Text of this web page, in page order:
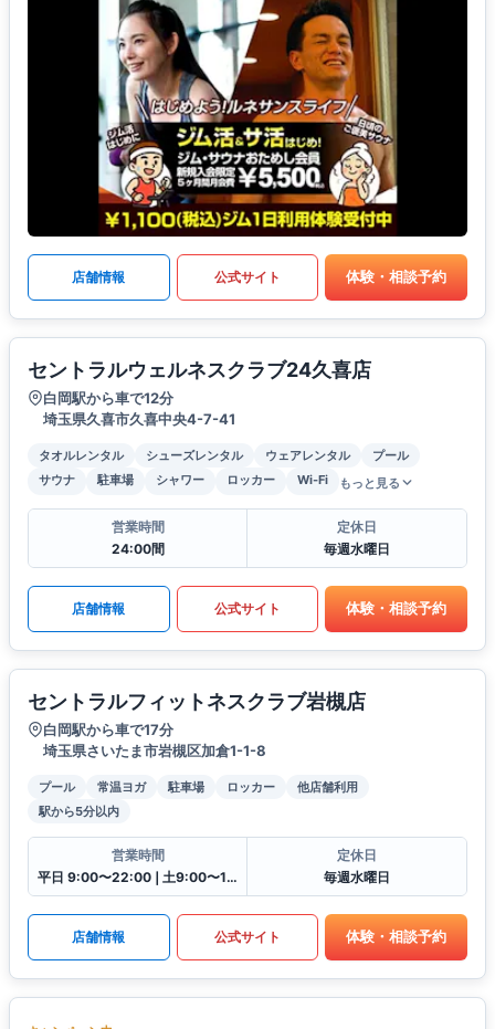
店舗情報 公式サイト 体験・相談予約
セントラルウェルネスクラブ24久喜店
白岡駅から車で12分
埼玉県久喜市久喜中央4-7-41
タオルレンタル シューズレンタル ウェアレンタル
プール
サウナ
駐車場 シャワー ロッカー Wi-Fi もっと見る
営業時間
24:00間
定休日
毎週水曜日
店舗情報 公式サイト 体験・相談予約
セントラルフィットネスクラブ岩槻店
白岡駅から車で17分
埼玉県さいたま市岩槻区加倉1-1-8
プール 常温ヨガ 駐車場 ロッカー
他店舗利用
駅から5分以内
営業時間
平日 9:00〜22:00❘土9:00〜19:00❘日9:00〜17:00❘祝9:00〜16:30
定休日
毎週水曜日
店舗情報 公式サイト 体験・相談予約